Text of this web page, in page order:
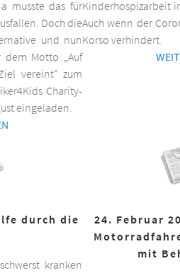
musste das für
Doch die
und nun
Motto „Auf
vereint“ zum
Charity-
eingeladen.
Kinderhospizarbeit
Auch wenn der
Korso verhindert.
durch die
kranken
24. Februar
mit